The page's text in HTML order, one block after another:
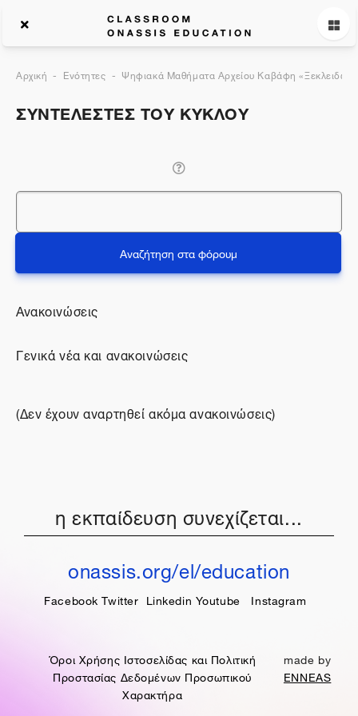
Αρχική Ενότητες Ψηφιακά Μαθήματα Αρχείου Καβάφη
ΣΥΝΤΕΛΕΣΤΕΣ ΤΟΥ ΚΥΚΛΟΥ
Αναζήτηση στα φόρουμ
Ανακοινώσεις
Γενικά νέα και ανακοινώσεις
(Δεν έχουν αναρτηθεί ακόμα ανακοινώσεις)
η εκπαίδευση συνεχίζεται...
onassis.org/el/education
Facebook Twitter Linkedin Youtube Instagram
Όροι Χρήσης Ιστοσελίδας και Πολιτική
Προστασίας Δεδομένων Προσωπικού
Χαρακτήρα
made by
ENNEAS